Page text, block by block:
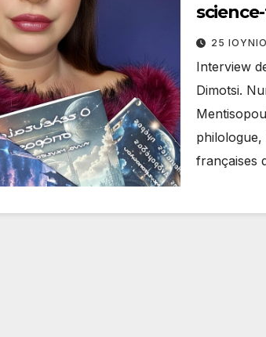
25
Interview
Dimotsi.
philologue,
françaises